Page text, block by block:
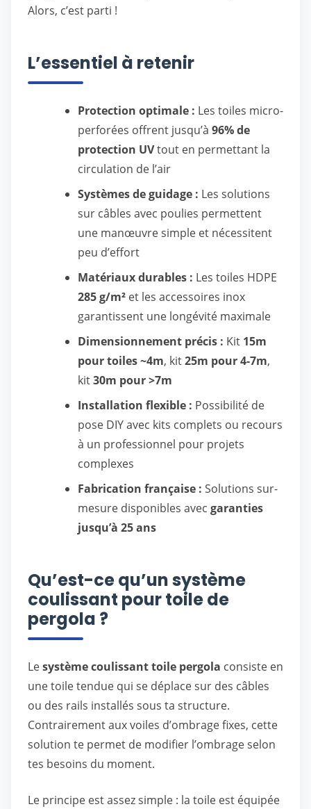
Alors, c’est parti !
L’essentiel à retenir
Protection optimale : Les toiles micro-
perforées offrent jusqu’à 96% de
protection UVtout en permettant la
circulation de l’air
Systèmes de guidage : Les solutions
sur câbles avec poulies permettent
une manœuvre simple et nécessitent
peu d’effort
Matériaux durables : Les toiles HDPE
285 g/m² et les accessoires inox
garantissent une longévité maximale
Dimensionnement précis : Kit 15m
pour toiles ~4m, kit25m pour 4-7m,
kit30m pour >7m
Installation flexible : Possibilité de
pose DIY avec kits complets ou recours
à un professionnel pour projets
complexes
Fabrication française : Solutions sur-
mesure disponibles avec garanties
jusqu’à 25 ans
Qu’est-ce qu’un système
coulissant pour toile de
pergola ?
Lesystème coulissant toile pergola consiste en
une toile tendue qui se déplace sur des câbles
ou des rails installés sous ta structure.
Contrairement aux voiles d’ombrage fixes, cette
solution te permet de modifier l’ombrage selon
tes besoins du moment.
Le principe est assez simple : la toile est équipée